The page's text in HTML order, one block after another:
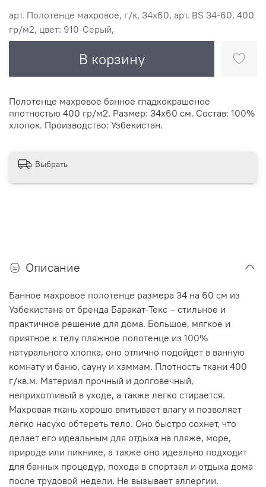
арт. Полотенце махровое, г/к, 34х60, арт. BS 34-60, 400
гр/м2, цвет: 910-Серый,
В корзину
Полотенце махровое банное гладкокрашеное
плотностью 400 гр/м2. Размер: 34х60 см. Состав: 100%
хлопок. Производство: Узбекистан.
Выбрать
Описание
Банное махровое полотенце размера 34 на 60 см из
Узбекистана от бренда Баракат-Текс – стильное и
практичное решение для дома. Большое, мягкое и
приятное к телу пляжное полотенце из 100%
натурального хлопка, оно отлично подойдет в ванную
комнату и баню, сауну и хаммам. Плотность ткани 400
г/кв.м. Материал прочный и долговечный,
неприхотливый в уходе, а также легко стирается.
Махровая ткань хорошо впитывает влагу и позволяет
легко насухо обтереть тело. Оно быстро сохнет, что
делает его идеальным для отдыха на пляже, море,
природе или пикнике, а также оно идеально подходит
для банных процедур, похода в спортзал и отдыха дома
после трудовой недели. Не вызывает аллергии.